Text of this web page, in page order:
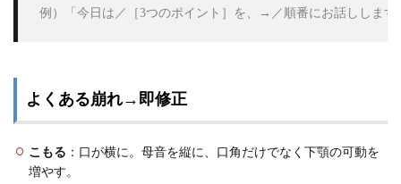
例）「今日は／［3つのポイント］を、→／順番にお話ししま
よくある崩れ→即修正
こもる ：口が横に。母音を縦に、口角だけでなく下顎の可動を
増やす。